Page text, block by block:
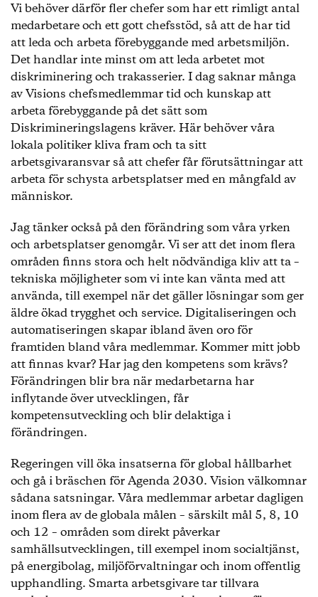
Vi behöver därför fler chefer som har ett rimligt antal
medarbetare och ett gott chefsstöd, så att de har tid
att leda och arbeta förebyggande med arbetsmiljön.
Det handlar inte minst om att leda arbetet mot
diskriminering och trakasserier. I dag saknar många
av Visions chefsmedlemmar tid och kunskap att
arbeta förebyggande på det sätt som
Diskrimineringslagens kräver. Här behöver våra
lokala politiker kliva fram och ta sitt
arbetsgivaransvar så att chefer får förutsättningar att
arbeta för schysta arbetsplatser med en mångfald av
människor.
Jag tänker också på den förändring som våra yrken
och arbetsplatser genomgår. Vi ser att det inom flera
områden finns stora och helt nödvändiga kliv att ta –
tekniska möjligheter som vi inte kan vänta med att
använda, till exempel när det gäller lösningar som ger
äldre ökad trygghet och service. Digitaliseringen och
automatiseringen skapar ibland även oro för
framtiden bland våra medlemmar. Kommer mitt jobb
att finnas kvar? Har jag den kompetens som krävs?
Förändringen blir bra när medarbetarna har
inflytande över utvecklingen, får
kompetensutveckling och blir delaktiga i
förändringen.
Regeringen vill öka insatserna för global hållbarhet
och gå i bräschen för Agenda 2030. Vision välkomnar
sådana satsningar. Våra medlemmar arbetar dagligen
inom flera av de globala målen – särskilt mål 5, 8, 10
och 12 – områden som direkt påverkar
samhällsutvecklingen, till exempel inom socialtjänst,
på energibolag, miljöförvaltningar och inom offentlig
upphandling. Smarta arbetsgivare tar tillvara